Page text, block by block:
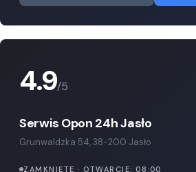
4.9/5
Serwis Opon 24h Jasło
Grunwaldzka 54, 38-200 Jasło
ZAMKNIĘTE · OTWARCIE: 08:00